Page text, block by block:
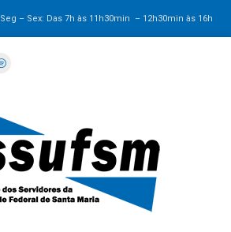
Seg – Sex: Das 7h às 11h30min – 12h30minàs 16h